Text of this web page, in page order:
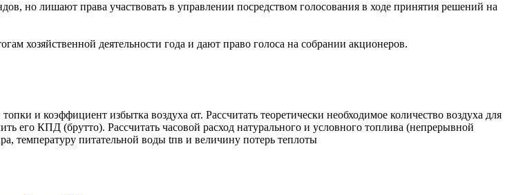
но лишают права участвовать в управлении посредством голосования в ходе принятия решений на
хозяйственной деятельности года и дают право голоса на собрании акционеров.
и коэффициент избытка воздуха αт. Рассчитать теоретически необходимое количество воздуха для
его КПД (брутто). Рассчитать часовой расход натурального и условного топлива (непрерывной
температуру питательной воды tпв и величину потерь теплоты